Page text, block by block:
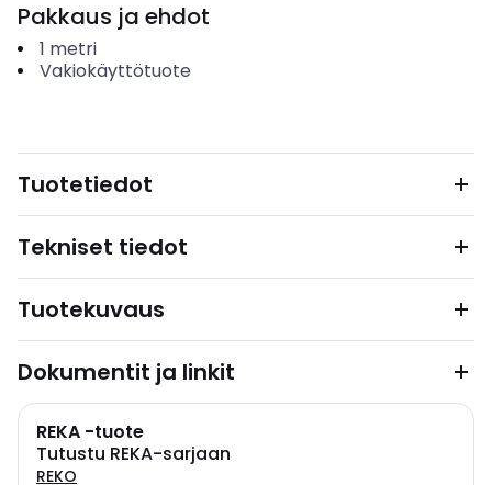
Pakkaus ja ehdot
1 metri
Vakiokäyttötuote
Tuotetiedot
Tekniset tiedot
Tuotekuvaus
Dokumentit ja linkit
REKA -tuote
Tutustu REKA-sarjaan
REKO